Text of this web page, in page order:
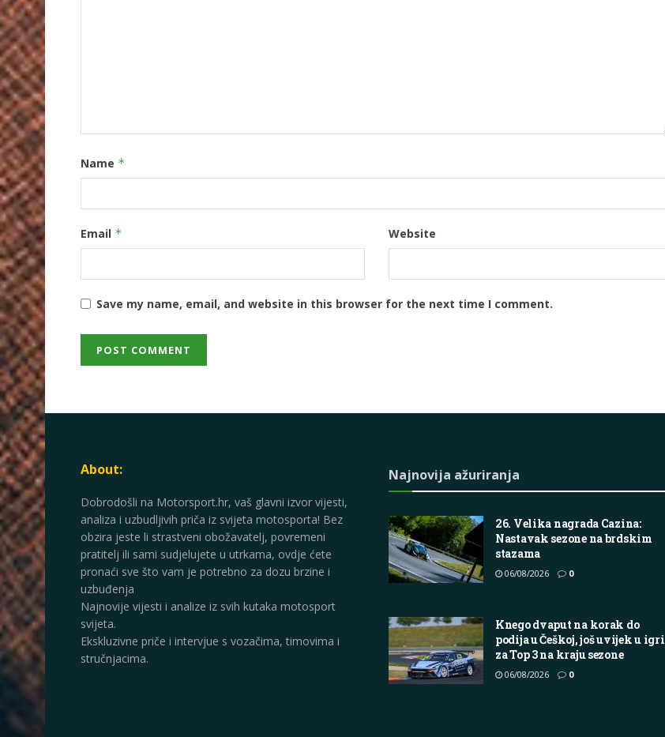
Name *
Email * Website
Save my name, email, and website in this browser for the next time I comment.
About:
Dobrodošli na Motorsport.hr, vaš glavni izvor vijesti,
analiza i uzbudljivih priča iz svijeta motosporta! Bez
obzira jeste li strastveni obožavatelj, povremeni
pratitelj ili sami sudjelujete u utrkama, ovdje ćete
pronaći sve što vam je potrebno za dozu brzine i
uzbuđenja
Najnovije vijesti i analize iz svih kutaka motosport
svijeta.
Ekskluzivne priče i intervjue s vozačima, timovima i
stručnjacima.
Najnovija ažuriranja
26. Velika nagrada Cazina:
Nastavak sezone na brdskim
stazama
06/08/2026 0
Knego dvaput na korak do
podija u Češkoj, još uvijek u igri
za Top 3 na kraju sezone
06/08/2026 0